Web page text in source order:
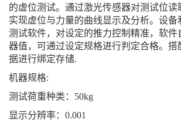
的虚位测试。通过激光传感器对测试位读
实现虚位与力量的曲线显示及分析。设备
测试软件，对设定的推力控制精准，软件
器值，可通过设定规格进行判定合格。搭
据进行绑定存储.
机器规格:
测试荷重种类：50kg
显示分辨率：0.001